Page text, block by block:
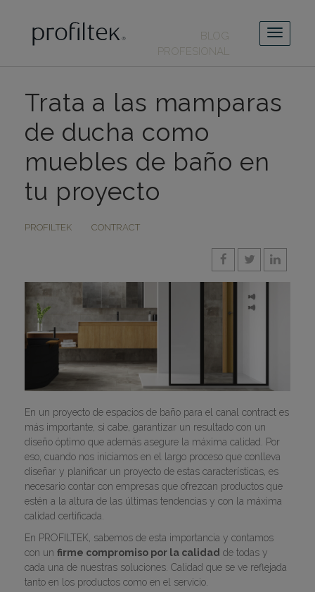
BLOG
PROFESIONAL
Trata a las mamparas
de ducha como
muebles de baño en
tu proyecto
PROFILTEK CONTRACT
En un proyecto de espacios de baño para el canal contract es
más importante, si cabe, garantizar un resultado con un
diseño óptimo que además asegure la máxima calidad. Por
eso, cuando nos iniciamos en el largo proceso que conlleva
diseñar y planificar un proyecto de estas características, es
necesario contar con empresas que ofrezcan productos que
estén a la altura de las últimas tendencias y con la máxima
calidad certificada.
En PROFILTEK, sabemos de esta importancia y contamos
con un firme compromiso por la calidad de todas y
cada una de nuestras soluciones. Calidad que se ve reflejada
tanto en los productos como en el servicio.